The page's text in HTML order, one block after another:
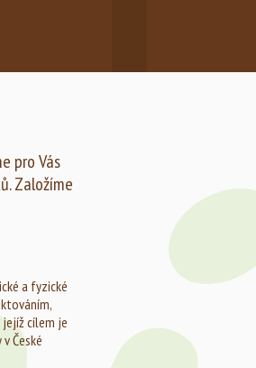
pro Vás
Založíme
a fyzické
cílem je
České